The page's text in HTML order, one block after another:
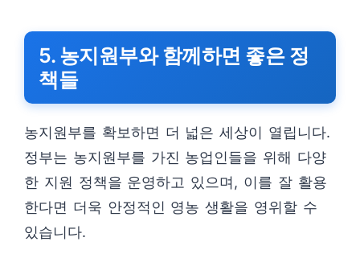
5. 농지원부와 함께하면 좋은 정
책들
농지원부를 확보하면 더 넓은 세상이 열립니다.
정부는 농지원부를 가진 농업인들을 위해 다양
한 지원 정책을 운영하고 있으며, 이를 잘 활용
한다면 더욱 안정적인 영농 생활을 영위할 수
있습니다.